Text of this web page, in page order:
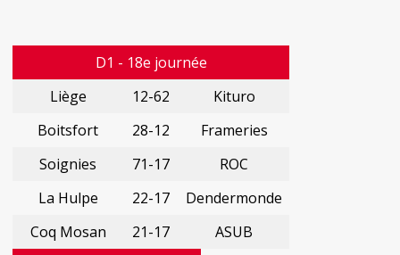
D1 - 18e journée
Liège
12-62
Kituro
Boitsfort
28-12
Frameries
Soignies
71-17
ROC
La Hulpe
22-17
Dendermonde
Coq Mosan
21-17
ASUB